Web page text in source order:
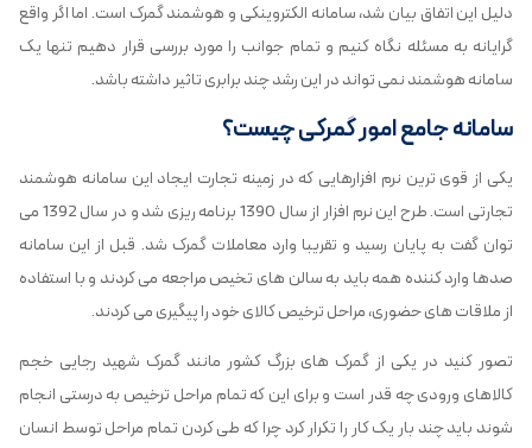
دلیل این اتفاق بیان شد، سامانه الکتروینکی و هوشمند گمرک است. اما اگر واقع
گرایانه به مسئله نگاه کنیم و تمام جوانب را مورد بررسی قرار دهیم تنها یک
سامانه هوشمند نمی تواند در این رشد چند برابری تاثیر داشته باشد.
سامانه جامع امور گمرکی چیست؟
یکی از قوی ترین نرم افزارهایی که در زمینه تجارت ایجاد این سامانه هوشمند
تجارتی است. طرح این نرم افزار از سال 1390 برنامه ریزی شد و در سال 1392 می
توان گفت به پایان رسید و تقریبا وارد معاملات گمرک شد. قبل از این سامانه
صدها وارد کننده همه باید به سالن های تخیص مراجعه می کردند و با استفاده
از ملاقات های حضوری، مراحل ترخیص کالای خود را پیگیری می کردند.
تصور کنید در یکی از گمرک های بزرگ کشور مانند گمرک شهید رجایی خجم
کالاهای ورودی چه قدر است و برای این که تمام مراحل ترخیص به درستی انجام
شوند باید چند بار یک کار را تکرار کرد چرا که طی کردن تمام مراحل توسط انسان